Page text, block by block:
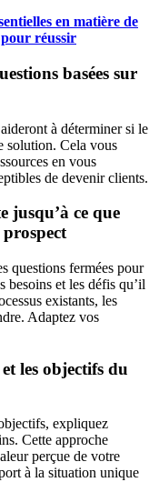
en matière de
réussir
basées sur
à déterminer si le
solution. Cela vous
en vous
de devenir clients.
jusqu’à ce que
questions fermées pour
besoins et les défis qu’il
existants, les
Adaptez vos
les objectifs du
expliquez
Cette approche
perçue de votre
à la situation unique